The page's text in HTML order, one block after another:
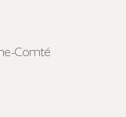
Comté